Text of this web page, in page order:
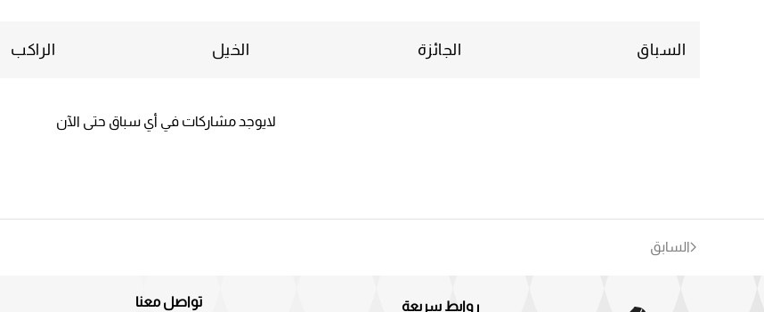
السباق الجائزة الخيل الراكب
لايوجد مشاركات في أي سباق حتى الآن
السابق
روابط سريعة تواصل معنا